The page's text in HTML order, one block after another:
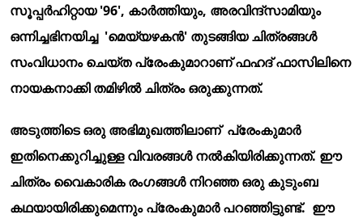
സൂപ്പർഹിറ്റായ '96', കാർത്തിയും, അരവിന്ദ്‌സാമിയും
ഒന്നിച്ചഭിനയിച്ച 'മെയ്യഴകൻ' തുടങ്ങിയ ചിത്രങ്ങൾ
സംവിധാനം ചെയ്ത പ്രേംകുമാറാണ് ഫഹദ് ഫാസിലിനെ
നായകനാക്കി തമിഴിൽ ചിത്രം ഒരുക്കുന്നത്.
അടുത്തിടെ ഒരു അഭിമുഖത്തിലാണ് പ്രേംകുമാർ
ഇതിനെക്കുറിച്ചുള്ള വിവരങ്ങൾ നൽകിയിരിക്കുന്നത്. ഈ
ചിത്രം വൈകാരിക രംഗങ്ങൾ നിറഞ്ഞ ഒരു കുടുംബ
കഥയായിരിക്കുമെന്നും പ്രേംകുമാർ പറഞ്ഞിട്ടുണ്ട്. ഈ